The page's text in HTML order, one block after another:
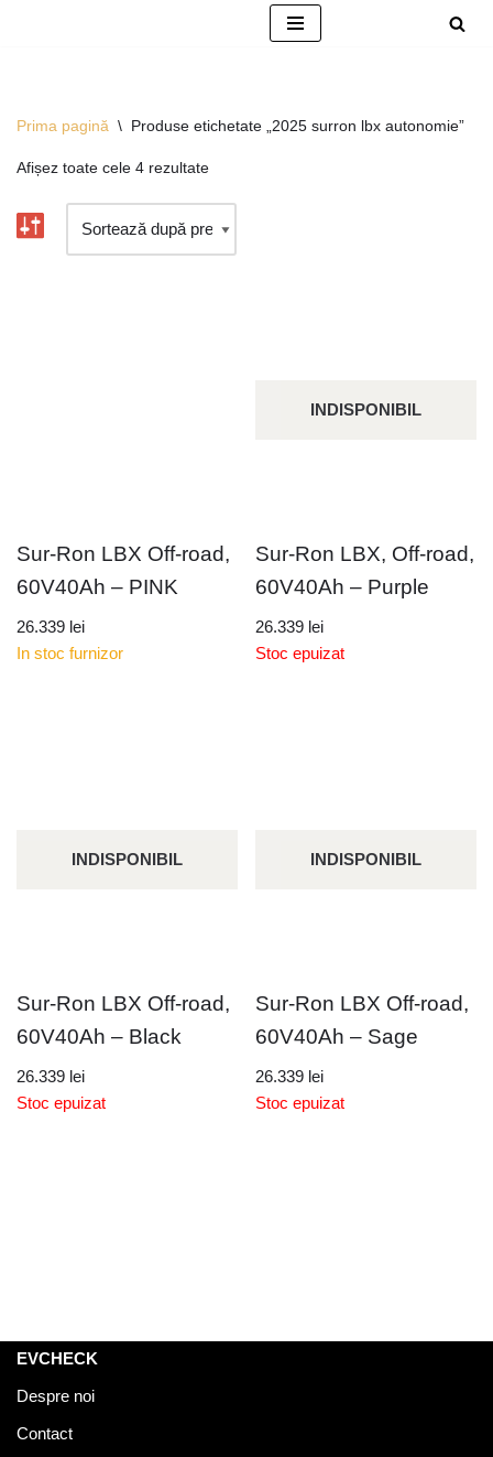
Prima pagină \ Produse etichetate „2025 surron lbx autonomie”
Afișez toate cele 4 rezultate
Sur-Ron LBX Off-road,
60V40Ah – PINK
26.339 lei
In stoc furnizor
INDISPONIBIL
Sur-Ron LBX, Off-road,
60V40Ah – Purple
26.339 lei
Stoc epuizat
INDISPONIBIL
Sur-Ron LBX Off-road,
60V40Ah – Black
26.339 lei
Stoc epuizat
INDISPONIBIL
Sur-Ron LBX Off-road,
60V40Ah – Sage
26.339 lei
Stoc epuizat
EVCHECK
Despre noi
Contact